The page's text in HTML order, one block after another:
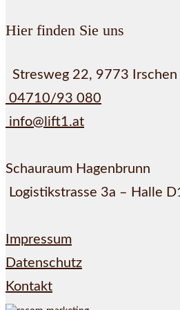
Hier finden Sie uns
Stresweg 22, 9773 Irschen
04710/93 080
info@lift1.at
Schauraum Hagenbrunn
Logistikstrasse 3a – Halle
Impressum
Datenschutz
Kontakt